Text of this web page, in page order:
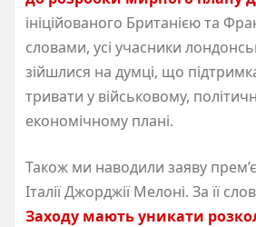
ініційованого Британією та
словами, усі учасники
зійшлися на думці, що
тривати у військовому,
економічному плані.
Також ми наводили заяву
Італії Джорджії Мелоні. За її
Заходу мають уникати